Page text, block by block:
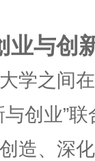
业与创
学之间
创业”
造、深